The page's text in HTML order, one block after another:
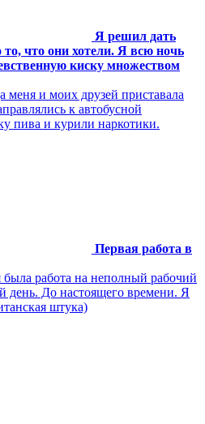
Я решил дать
что они хотели. Я всю ночь
киску множеством
меня и моих друзей приставала
к автобусной
пива и курили наркотики.
Первая работа в
работа на неполный рабочий
день. До настоящего времени. Я
штука)